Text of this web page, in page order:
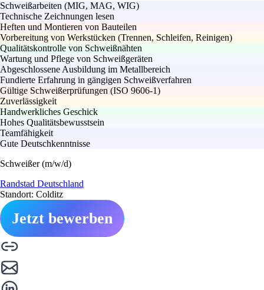
Schweißarbeiten (MIG, MAG, WIG)
Technische Zeichnungen lesen
Heften und Montieren von Bauteilen
Vorbereitung von Werkstücken (Trennen, Schleifen, Reinigen)
Qualitätskontrolle von Schweißnähten
Wartung und Pflege von Schweißgeräten
Abgeschlossene Ausbildung im Metallbereich
Fundierte Erfahrung in gängigen Schweißverfahren
Gültige Schweißerprüfungen (ISO 9606-1)
Zuverlässigkeit
Handwerkliches Geschick
Hohes Qualitätsbewusstsein
Teamfähigkeit
Gute Deutschkenntnisse
Schweißer (m/w/d)
Randstad Deutschland
Standort: Colditz
Jetzt bewerben